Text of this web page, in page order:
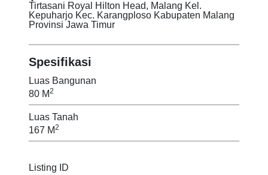
Tirtasani Royal Hilton Head, Malang Kel.
Kepuharjo Kec. Karangploso Kabupaten Malang
Provinsi Jawa Timur
Spesifikasi
Luas Bangunan
80 M2
Luas Tanah
167 M2
Listing ID